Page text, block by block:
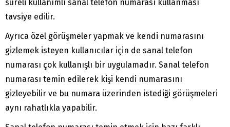
süreli kullanımlı sanal telefon numarası kullanması
tavsiye edilir.
Ayrıca özel görüşmeler yapmak ve kendi numarasını
gizlemek isteyen kullanıcılar için de sanal telefon
numarası çok kullanışlı bir uygulamadır. Sanal telefon
numarası temin edilerek kişi kendi numarasını
gizleyebilir ve bu numara üzerinden istediği görüşmeleri
aynı rahatlıkla yapabilir.